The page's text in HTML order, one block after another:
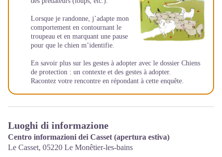
Lorsque je randonne, j’adapte mon
comportement en contournant le
troupeau et en marquant une pause
pour que le chien m’identifie.
En savoir plus sur les gestes à adopter avec le dossier Chiens
de protection : un contexte et des gestes à adopter.
Racontez votre rencontre en répondant à cette enquête.
Luoghi di informazione
Centro informazioni dei Casset (apertura estiva)
Le Casset, 05220 Le Monêtier-les-bains